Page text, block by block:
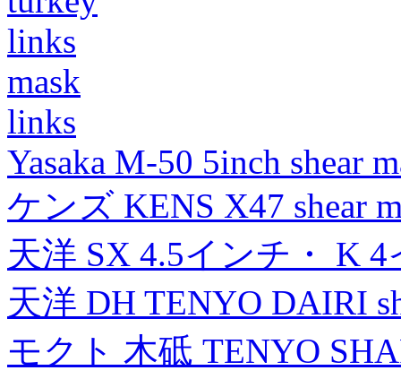
links
mask
links
Yasaka M-50 5inch shear
ケンズ KENS X47 shear
天洋 SX 4.5インチ・ K
天洋 DH TENYO DAIRI
モクト 木砥 TENYO